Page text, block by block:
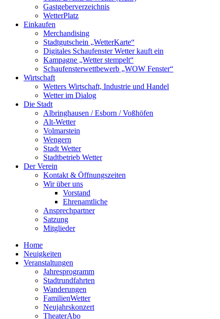
Gastgeberverzeichnis
WetterPlatz
Einkaufen
Merchandising
Stadtgutschein „WetterKarte“
Digitales Schaufenster Wetter kauft ein
Kampagne „Wetter stempelt“
Schaufensterwettbewerb „WOW Fenster“
Wirtschaft
Wetters Wirtschaft, Industrie und Handel
Wetter im Dialog
Die Stadt
Albringhausen / Esborn / Voßhöfen
Alt-Wetter​
Volmarstein
Wengern
Stadt Wetter
Stadtbetrieb Wetter
Der Verein
Kontakt & Öffnungszeiten
Wir über uns
Vorstand
Ehrenamtliche
Ansprechpartner
Satzung
Mitglieder
Home
Neuigkeiten
Veranstaltungen
Jahresprogramm
Stadtrundfahrten
Wanderungen
FamilienWetter
Neujahrskonzert
TheaterAbo